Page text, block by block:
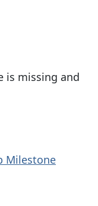
is missing and
Milestone